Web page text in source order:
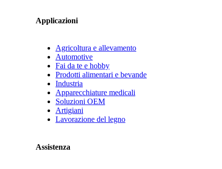
Applicazioni
Agricoltura e allevamento
Automotive
Fai da te e hobby
Prodotti alimentari e bevande
Industria
Apparecchiature medicali
Soluzioni OEM
Artigiani
Lavorazione del legno
Assistenza